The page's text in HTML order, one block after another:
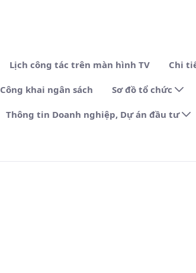
Lịch công tác trên màn hình TV Chi
Công khai ngân sách Sơ đồ tổ chức
Thông tin Doanh nghiệp, Dự án đầu tư